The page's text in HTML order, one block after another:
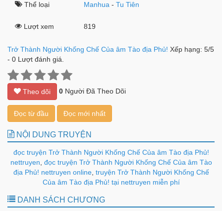
Thể loại Manhua -Tu Tiên
Lượt xem 819
Trở Thành Người Khống Chế Của âm Tào địa Phủ! Xếp hạng: 5/5
- 0 Lượt đánh giá.
Theo dõi 0 Người Đã Theo Dõi
Đọc từ đầu Đọc mới nhất
NỘI DUNG TRUYỆN
đọc truyện Trở Thành Người Khống Chế Của âm Tào địa Phủ!
nettruyen đọc truyện Trở Thành Người Khống Chế Của âm Tào
địa Phủ! nettruyen online, truyện Trở Thành Người Khống Chế
Của âm Tào địa Phủ! tại nettruyen miễn phí
DANH SÁCH CHƯƠNG